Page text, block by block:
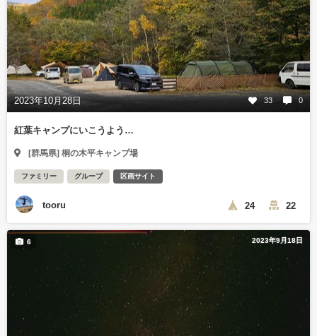
2023年10月28日 33 0
紅葉キャンプにいこうよう…
[群馬県] 桐の木平キャンプ場
ファミリー グループ 区画サイト
tooru 24 22
2023年9月18日
6